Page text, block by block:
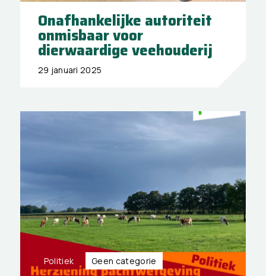
Onafhankelijke autoriteit
onmisbaar voor
dierwaardige veehouderij
29 januari 2025
Politiek Geen categorie